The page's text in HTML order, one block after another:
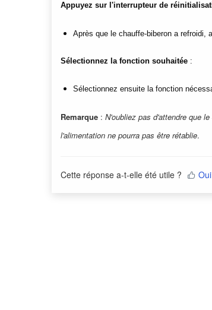
Appuyez sur l'interrupteur de
Après que le chauffe-biberon a refroidi,
Sélectionnez la fonction souhaitée :
Sélectionnez ensuite la fonction
Remarque : N'oubliez pas d'attendre que
l'alimentation ne pourra pas être rétablie.
Cette réponse a-t-elle été utile ? Oui